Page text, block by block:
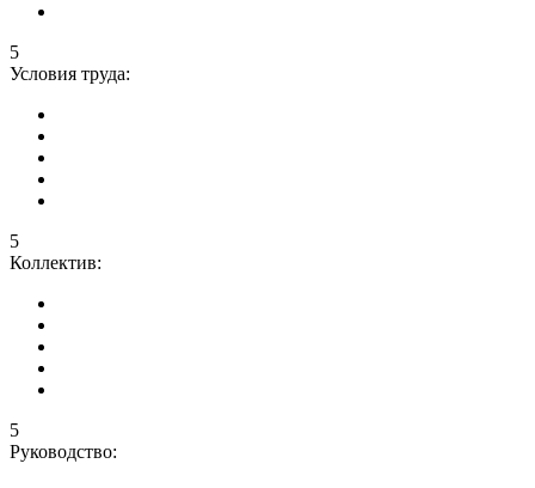
5
Условия труда:
5
Коллектив:
5
Руководство: